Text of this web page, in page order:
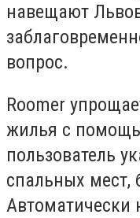
навещают
вопрос.
Roomer
жилья с
пользователь
спальных мест,
Автоматически